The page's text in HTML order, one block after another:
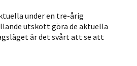
under en tre-årig
utskott göra de aktuella
är det svårt att se att
att dela